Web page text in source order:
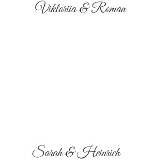
Viktoriia & Roman
Sarah & Heinrich